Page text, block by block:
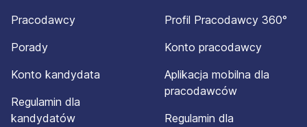
Pracodawcy
Porady
Konto kandydata
Regulamin dla
kandydatów
Profil Pracodawcy 360°
Konto pracodawcy
Aplikacja mobilna dla
pracodawców
Regulamin dla